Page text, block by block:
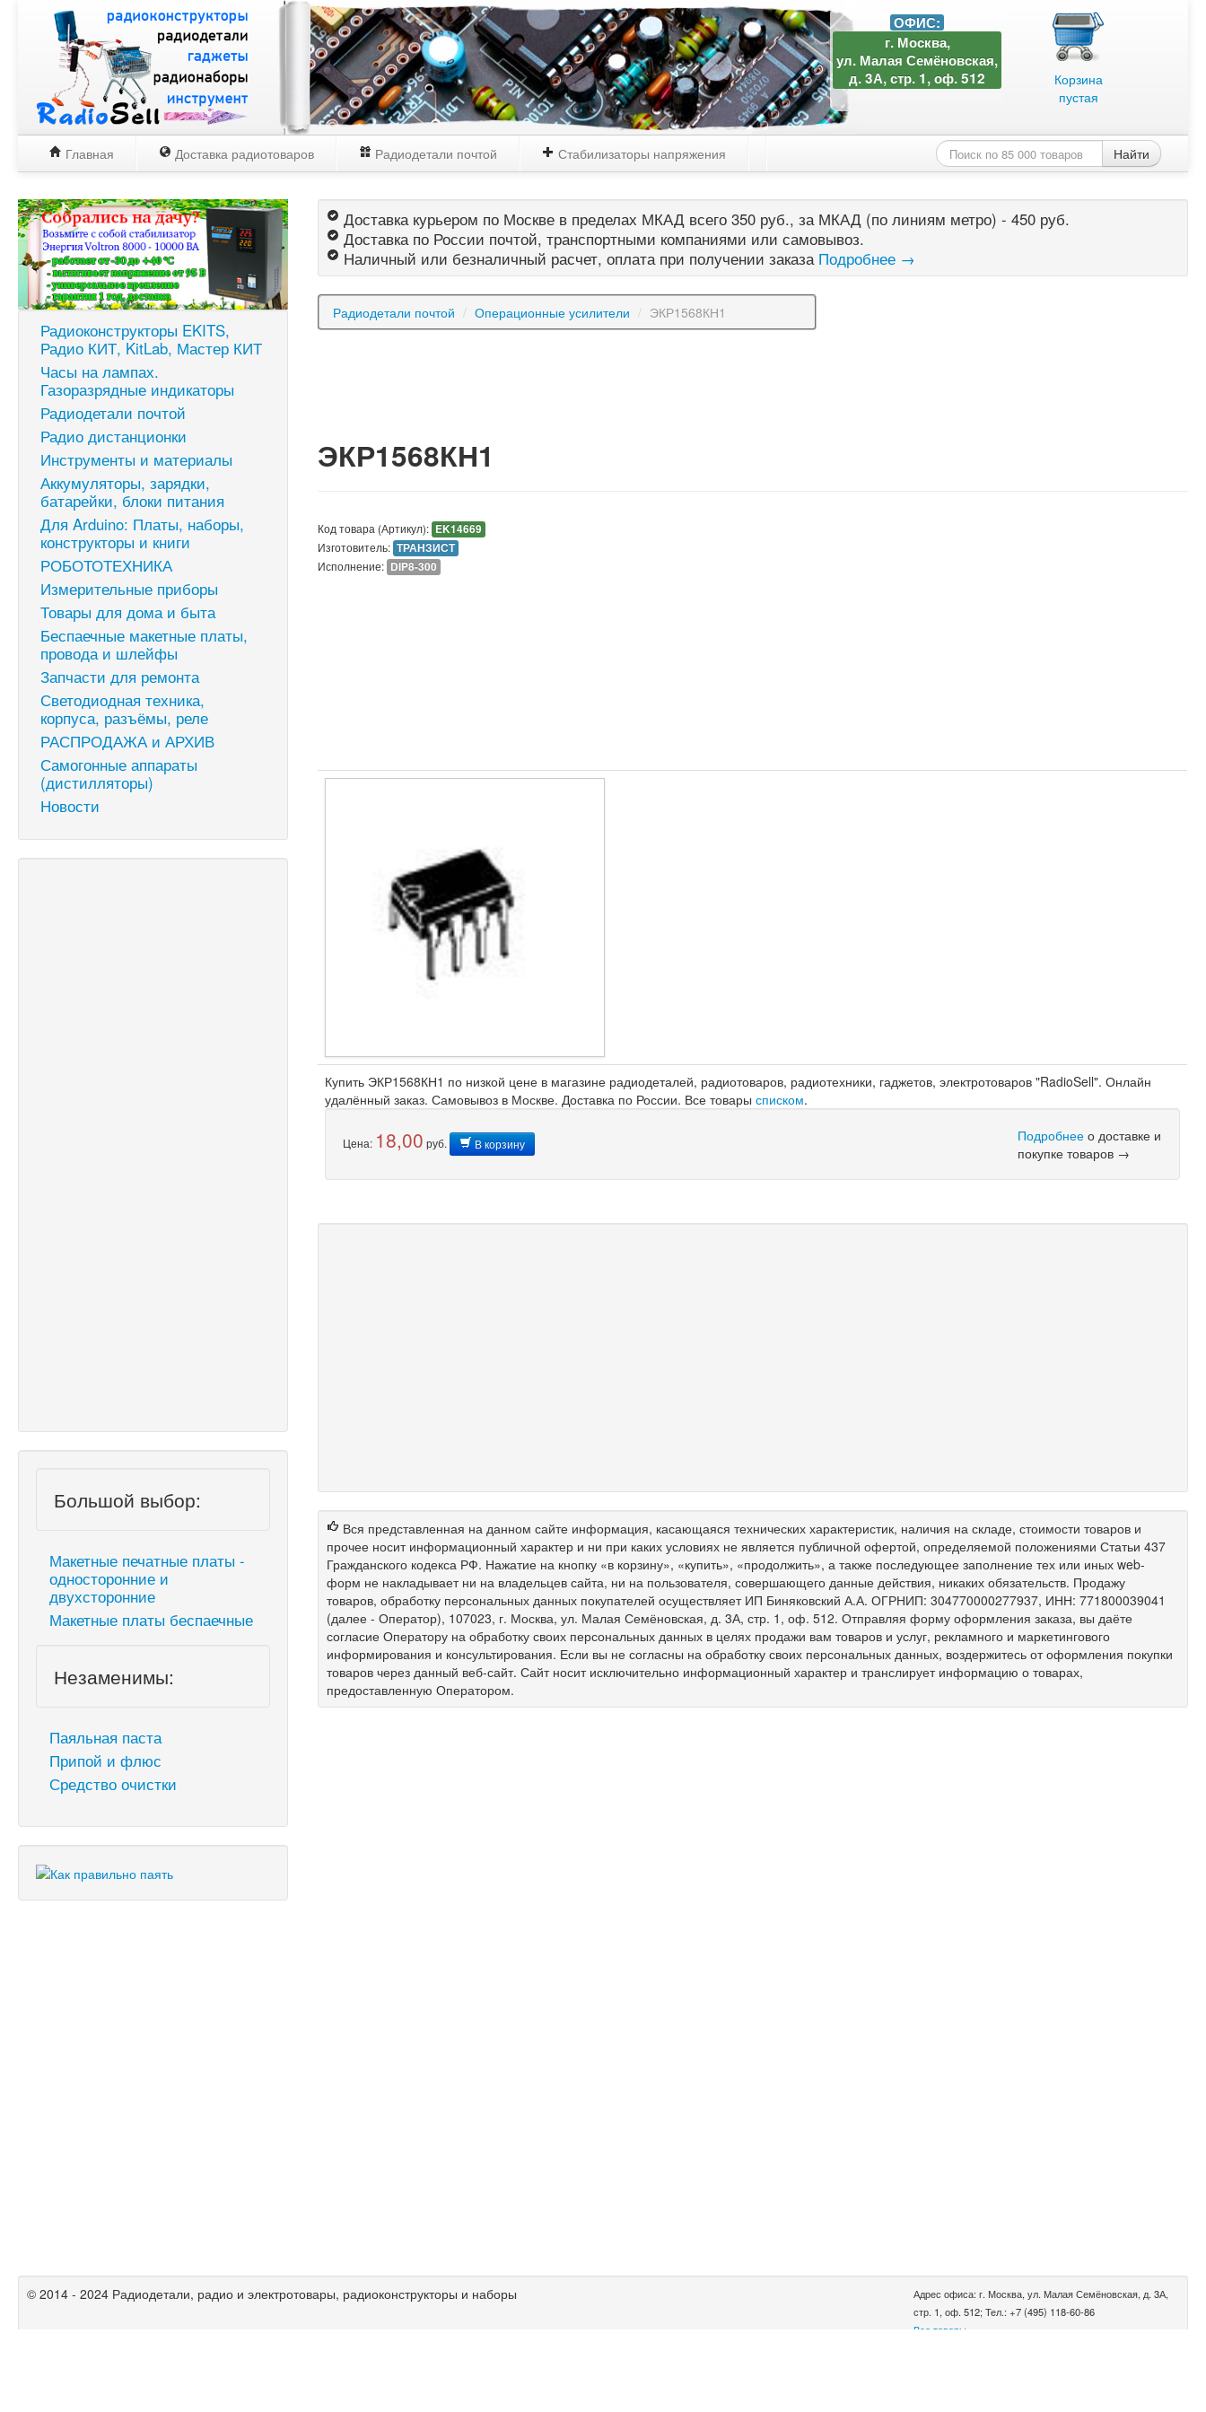
Корзина
пустая
ОФИС:
г. Москва,
ул. Малая Семёновская,
д. 3А, стр. 1, оф. 512
Главная Доставка радиотоваров Радиодетали почтой Стабилизаторы напряжения Найти
Радиоконструкторы EKITS,
Радио КИТ, KitLab, Мастер КИТ
Часы на лампах.
Газоразрядные индикаторы
Радиодетали почтой
Радио дистанционки
Инструменты и материалы
Аккумуляторы, зарядки,
батарейки, блоки питания
Для Arduino: Платы, наборы,
конструкторы и книги
РОБОТОТЕХНИКА
Измерительные приборы
Товары для дома и быта
Беспаечные макетные платы,
провода и шлейфы
Запчасти для ремонта
Светодиодная техника,
корпуса, разъёмы, реле
РАСПРОДАЖА и АРХИВ
Самогонные аппараты
(дистилляторы)
Новости
Большой выбор:
Макетные печатные платы -
односторонние и
двухсторонние
Макетные платы беспаечные
Незаменимы:
Паяльная паста
Припой и флюс
Средство очистки
Доставка курьером по Москве в пределах МКАД всего 350 руб., за МКАД (по линиям метро) - 450 руб.
Доставка по России почтой, транспортными компаниями или самовывоз.
Наличный или безналичный расчет, оплата при получении заказа Подробнее →
Радиодетали почтой / Операционные усилители / ЭКР1568КН1
ЭКР1568КН1
Код товара (Артикул): EK14669
Изготовитель: ТРАНЗИСТ
Исполнение: DIP8-300
Купить ЭКР1568КН1 по низкой цене в магазине радиодеталей, радиотоваров, радиотехники, гаджетов, электротоваров "RadioSell". Онлайн
удалённый заказ. Самовывоз в Москве. Доставка по России. Все товарысписком.
Цена: 18,00 руб. В корзину Подробнее о доставке и
покупке товаров →
Вся представленная на данном сайте информация, касающаяся технических характеристик, наличия на складе, стоимости товаров и
прочее носит информационный характер и ни при каких условиях не является публичной офертой, определяемой положениями Статьи 437
Гражданского кодекса РФ. Нажатие на кнопку «в корзину», «купить», «продолжить», а также последующее заполнение тех или иных web-
форм не накладывает ни на владельцев сайта, ни на пользователя, совершающего данные действия, никаких обязательств. Продажу
товаров, обработку персональных данных покупателей осуществляет ИП Биняковский А.А. ОГРНИП: 304770000277937, ИНН: 771800039041
(далее - Оператор), 107023, г. Москва, ул. Малая Семёновская, д. 3А, стр. 1, оф. 512. Отправляя форму оформления заказа, вы даёте
согласие Оператору на обработку своих персональных данных в целях продажи вам товаров и услуг, рекламного и маркетингового
информирования и консультирования. Если вы не согласны на обработку своих персональных данных, воздержитесь от оформления покупки
товаров через данный веб-сайт. Сайт носит исключительно информационный характер и транслирует информацию о товарах,
предоставленную Оператором.
© 2014 - 2024 Радиодетали, радио и электротовары, радиоконструкторы и наборы
Адрес офиса: г. Москва, ул. Малая Семёновская, д. 3А,
стр. 1, оф. 512; Тел.: +7 (495) 118-60-86
Все товары